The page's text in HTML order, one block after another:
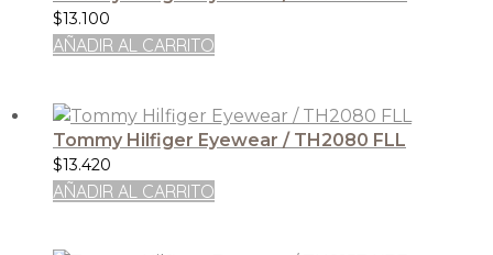
$13.100
AÑADIR AL CARRITO
Tommy Hilfiger Eyewear / TH2080 FLL
$13.420
AÑADIR AL CARRITO